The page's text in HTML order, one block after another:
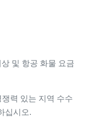
및 항공 화물 요금
력 있는 지역 수수
십시오.